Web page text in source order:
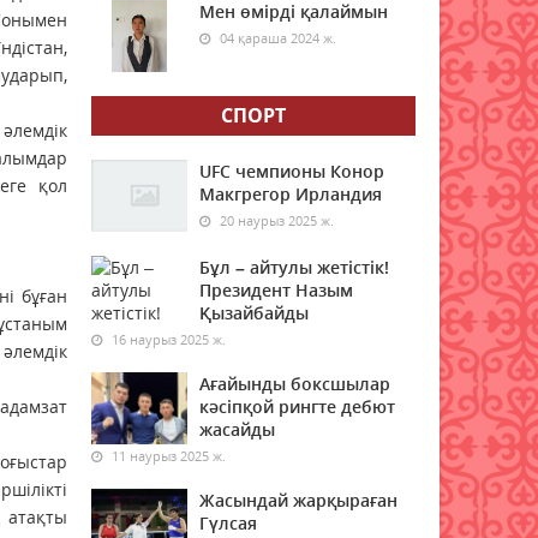
қол
бұған
атақты
07 тамыз 2026 ж. 58
Дәрігер анемияның
жасырын белгілерін атады
07 тамыз 2026 ж. 62
Мемлекеттік білім гранты
иегерлерінің тізімі жария
болды
07 тамыз 2026 ж. 56
Қазақстанда 589 дәрілік
препараттың бағасы
төмендеді
07 тамыз 2026 ж. 64
Мектеп формасы туралы
маңызды мәлімдеме: ата-
аналар нені білуі керек
Мен өмірді қалаймын
04 қараша 2024 ж.
СПОРТ
UFC чемпионы Конор
Макгрегор Ирландия
20 наурыз 2025 ж.
Бұл – айтулы жетістік!
Президент Назым
Қызайбайды
16 наурыз 2025 ж.
Ағайынды боксшылар
кәсіпқой рингте дебют
жасайды
11 наурыз 2025 ж.
Жасындай жарқыраған
Гүлсая